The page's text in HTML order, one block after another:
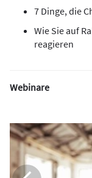
7 Dinge, die
Wie Sie auf
reagieren
Webinare